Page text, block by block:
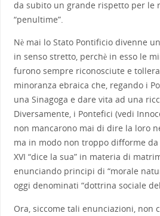
da subito un grande rispetto per le
“penultime”.
Nè mai lo Stato Pontificio divenne
in senso stretto, perchè in esso le
furono sempre riconosciute e
minoranza ebraica che, regando i
una Sinagoga e dare vita ad una
Diversamente, i Pontefici (vedi
non mancarono mai di dire la loro
ma in modo non troppo difforme da
XVI “dice la sua” in materia di
enunciando principi di “morale
oggi denominati “dottrina sociale
Ora, siccome tali enunciazioni, non